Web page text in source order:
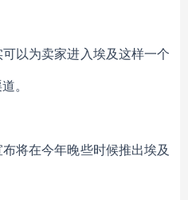
以为卖家进入埃及这样一个
。
将在今年晚些时候推出埃及